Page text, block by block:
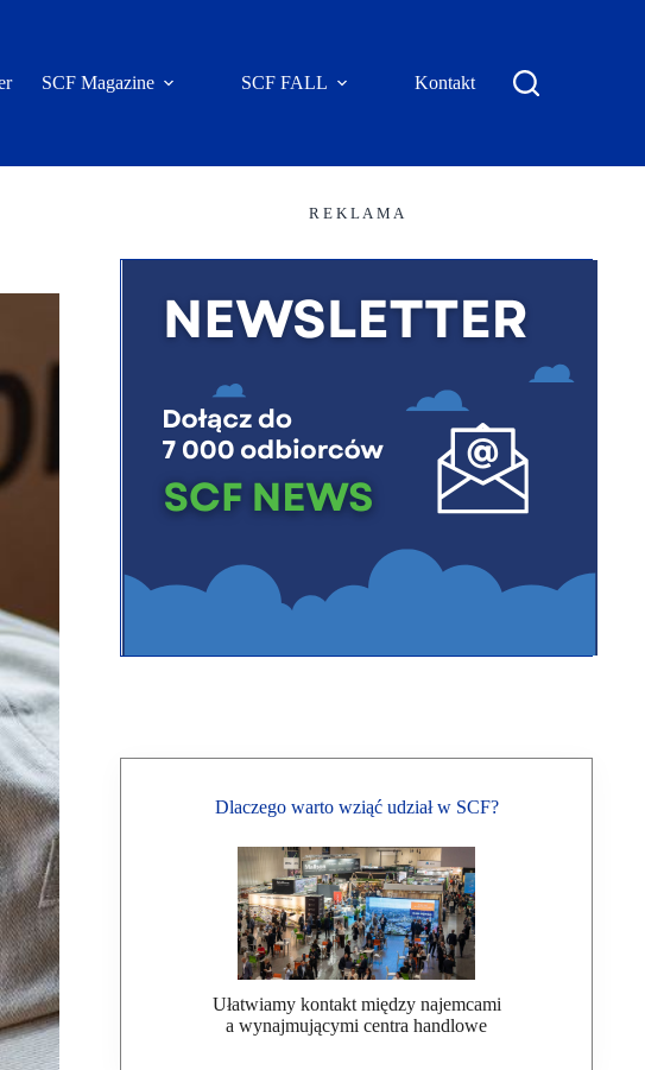
SCF Magazine SCF FALL Kontakt
R E K L A M A
Dlaczego warto wziąć udział w SCF?
Ułatwiamy kontakt między najemcami
a wynajmującymi centra handlowe